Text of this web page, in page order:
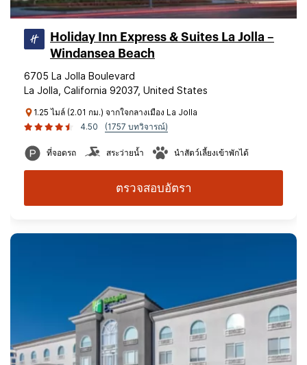
Holiday Inn Express & Suites La Jolla –
Windansea Beach
6705 La Jolla Boulevard
La Jolla, California 92037, United States
1.25 ไมล์ (2.01 กม.) จากใจกลางเมือง La Jolla
4.50
(1757 บทวิจารณ์)
ที่จอดรถ สระว่ายน้ำ นำสัตว์เลี้ยงเข้าพักได้
ตรวจสอบอัตรา